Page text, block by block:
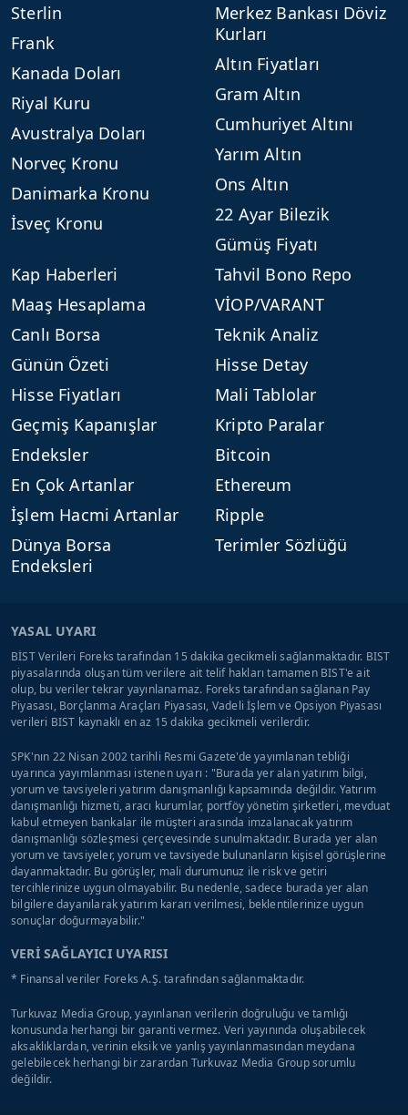
Sterlin
Frank
Kanada Doları
Riyal Kuru
Avustralya Doları
Norveç Kronu
Danimarka Kronu
İsveç Kronu
Merkez Bankası Döviz
Kurları
Altın Fiyatları
Gram Altın
Cumhuriyet Altını
Yarım Altın
Ons Altın
22 Ayar Bilezik
Gümüş Fiyatı
Kap Haberleri
Maaş Hesaplama
Canlı Borsa
Günün Özeti
Hisse Fiyatları
Geçmiş Kapanışlar
Endeksler
En Çok Artanlar
İşlem Hacmi Artanlar
Dünya Borsa
Endeksleri
Tahvil Bono Repo
VİOP/VARANT
Teknik Analiz
Hisse Detay
Mali Tablolar
Kripto Paralar
Bitcoin
Ethereum
Ripple
Terimler Sözlüğü
YASAL UYARI
BİST Verileri Foreks tarafından 15 dakika gecikmeli sağlanmaktadır. BIST
piyasalarında oluşan tüm verilere ait telif hakları tamamen BIST'e ait
olup, bu veriler tekrar yayınlanamaz. Foreks tarafından sağlanan Pay
Piyasası, Borçlanma Araçları Piyasası, Vadeli İşlem ve Opsiyon Piyasası
verileri BIST kaynaklı en az 15 dakika gecikmeli verilerdir.
SPK'nın 22 Nisan 2002 tarihli Resmi Gazete'de yayımlanan tebliği
uyarınca yayımlanması istenen uyarı : "Burada yer alan yatırım bilgi,
yorum ve tavsiyeleri yatırım danışmanlığı kapsamında değildir. Yatırım
danışmanlığı hizmeti, aracı kurumlar, portföy yönetim şirketleri, mevduat
kabul etmeyen bankalar ile müşteri arasında imzalanacak yatırım
danışmanlığı sözleşmesi çerçevesinde sunulmaktadır. Burada yer alan
yorum ve tavsiyeler, yorum ve tavsiyede bulunanların kişisel görüşlerine
dayanmaktadır. Bu görüşler, mali durumunuz ile risk ve getiri
tercihlerinize uygun olmayabilir. Bu nedenle, sadece burada yer alan
bilgilere dayanılarak yatırım kararı verilmesi, beklentilerinize uygun
sonuçlar doğurmayabilir."
VERİ SAĞLAYICI UYARISI
* Finansal veriler Foreks A.Ş. tarafından sağlanmaktadır.
Turkuvaz Media Group, yayınlanan verilerin doğruluğu ve tamlığı
konusunda herhangi bir garanti vermez. Veri yayınında oluşabilecek
aksaklıklardan, verinin eksik ve yanlış yayınlanmasından meydana
gelebilecek herhangi bir zarardan Turkuvaz Media Group sorumlu
değildir.